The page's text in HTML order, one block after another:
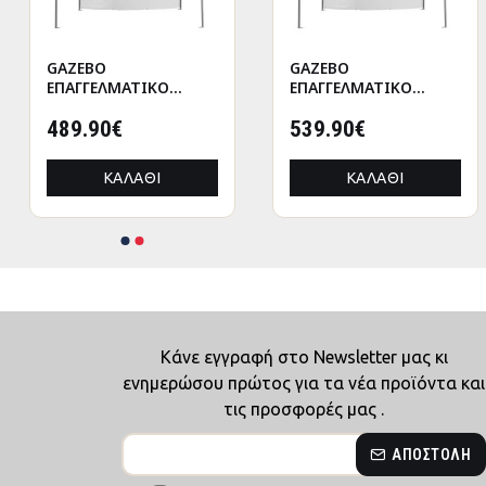
GAZEBO
ΕΠΑΓΓΕΛΜΑΤΙΚΟ
CRESSEN HM21098
ΑΛΟΥΜΙΝΙΟΥ
3x4,5x3,4Yμ
489.90€
ΚΑΛΆΘΙ
GAZEBO
ΕΠΑΓΓΕΛΜΑΤΙΚΟ
CRESSEN HM21098.01
ΑΛΟΥΜΙΝΙΟΥ
3x4,5x3,4Yμ
539.90€
ΚΑΛΆΘΙ
Κάνε εγγραφή στο Newsletter μας κι
ενημερώσου πρώτος για τα νέα προϊόντα και
τις προσφορές μας .
ΑΠΟΣΤΟΛΉ